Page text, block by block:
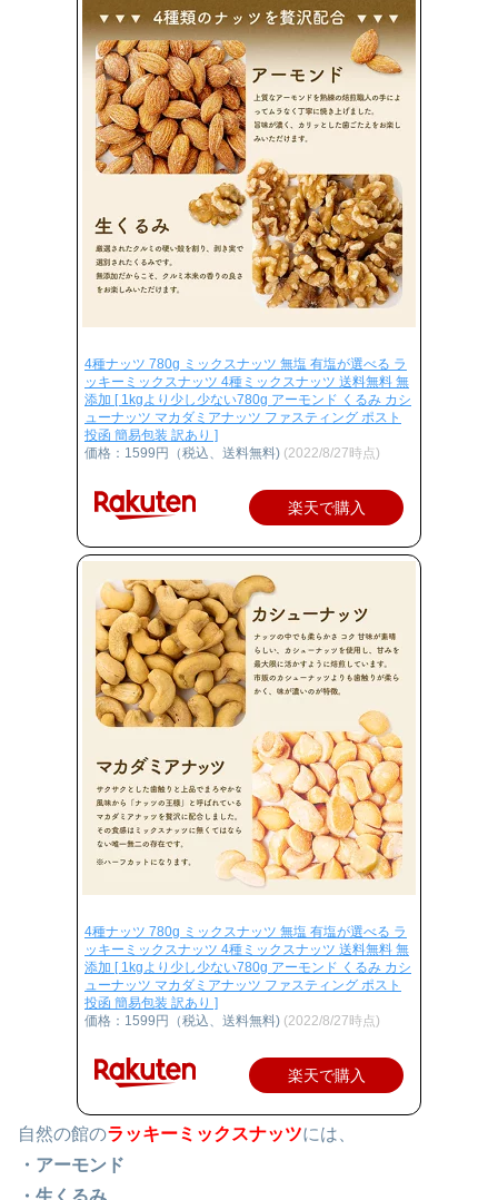
4種ナッツ 780g ミックスナッツ 無塩 有塩が選べる ラ
ッキーミックスナッツ 4種ミックスナッツ 送料無料 無
添加 [ 1kgより少し少ない780g アーモンド くるみ カシ
ューナッツ マカダミアナッツ ファスティング ポスト
投函 簡易包装 訳あり ]
価格：1599円（税込、送料無料) (2022/8/27時点)
楽天で購入
4種ナッツ 780g ミックスナッツ 無塩 有塩が選べる ラ
ッキーミックスナッツ 4種ミックスナッツ 送料無料 無
添加 [ 1kgより少し少ない780g アーモンド くるみ カシ
ューナッツ マカダミアナッツ ファスティング ポスト
投函 簡易包装 訳あり ]
価格：1599円（税込、送料無料) (2022/8/27時点)
楽天で購入
自然の館のラッキーミックスナッツには、
・アーモンド
・生くるみ